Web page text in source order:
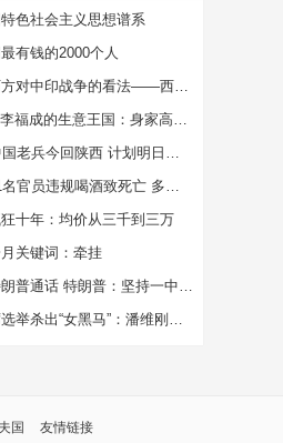
色社会主义思想谱系
有钱的2000个人
他颠覆了西方对中印战争的看法——西方权威专家站出来为中国说话了
燕郊“老炮” 李福成的生意王国：身家高达67亿
滞印54年中国老兵今回陕西 计划明日扫墓探亲
十八大后21名官员违规喝酒致死亡 多因接待领导
十年：均价从三千到三万
关键词：牵挂
习近平与特朗普通话 特朗普：坚持一中政策
国民党主席选举杀出“女黑马”：潘维刚或参选
国 友情链接